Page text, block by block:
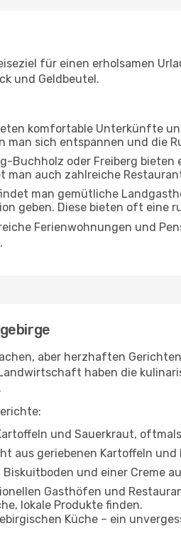
für einen erholsamen
und Geldbeutel.
komfortable Unterkünfte
sich entspannen und die
Buchholz oder Freiberg
man auch zahlreiche
man gemütliche
geben. Diese bieten oft eine
Ferienwohnungen und
aber herzhaften
haben die
und Sauerkraut,
aus geriebenen Kartoffeln
Biskuitboden und einer Creme
Gasthöfen und
lokale Produkte finden.
Küche – ein